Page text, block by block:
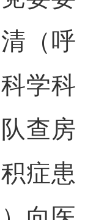
（呼
学科
查房
症患